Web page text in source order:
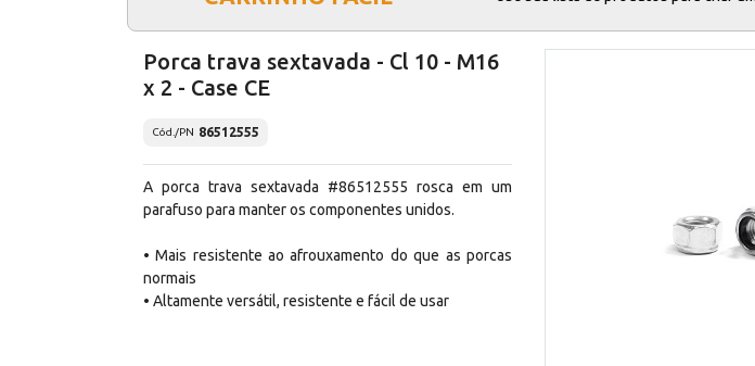
Porca trava sextavada - Cl 10 - M16
x 2 - Case CE
Cód./PN 86512555
A porca trava sextavada #86512555 rosca em um
parafuso para manter os componentes unidos.
• Mais resistente ao afrouxamento do que as porcas
normais
• Altamente versátil, resistente e fácil de usar